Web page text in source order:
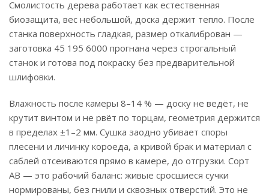
Смолистость дерева работает как естественная
биозащита, вес небольшой, доска держит тепло. После
станка поверхность гладкая, размер откалиброван —
заготовка 45 195 6000 прогнана через строгальный
станок и готова под покраску без предварительной
шлифовки.
Влажность после камеры 8–14 % — доску не ведёт, не
крутит винтом и не рвёт по торцам, геометрия держится
в пределах ±1–2 мм. Сушка заодно убивает споры
плесени и личинку короеда, а кривой брак и материал с
саблей отсеиваются прямо в камере, до отгрузки. Сорт
АВ — это рабочий баланс: живые сросшиеся сучки
нормированы, без гнили и сквозных отверстий. Это не